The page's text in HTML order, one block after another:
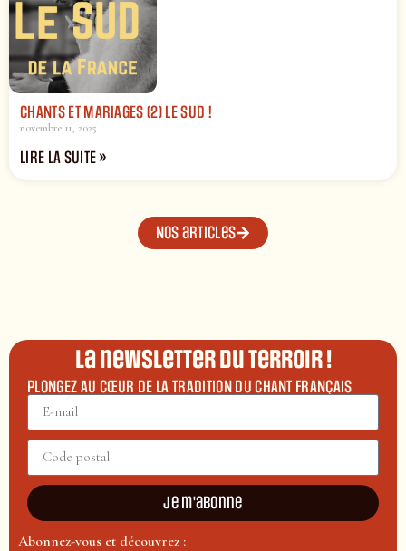
CHANTS ET MARIAGES (2) LE SUD !
novembre 11, 2025
LIRE LA SUITE »
Nos articles
La newsletter du terroir !
PLONGEZ AU CŒUR DE LA TRADITION DU CHANT FRANÇAIS
Je m'abonne
Abonnez-vous et découvrez :